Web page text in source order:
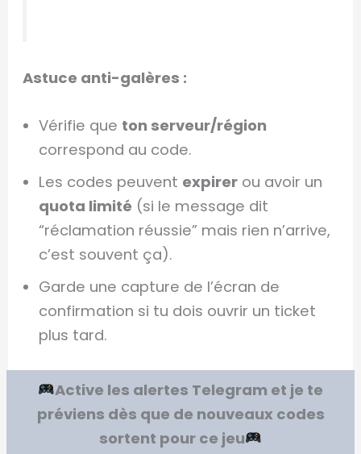
Astuce anti-galères :
Vérifie que ton serveur/région
correspond au code.
Les codes peuvent expirer ou avoir un
quota limité (si le message dit
“réclamation réussie” mais rien n’arrive,
c’est souvent ça).
Garde une capture de l’écran de
confirmation si tu dois ouvrir un ticket
plus tard.
Active les alertes Telegram et je te
préviens dès que de nouveaux codes
sortent pour ce jeu